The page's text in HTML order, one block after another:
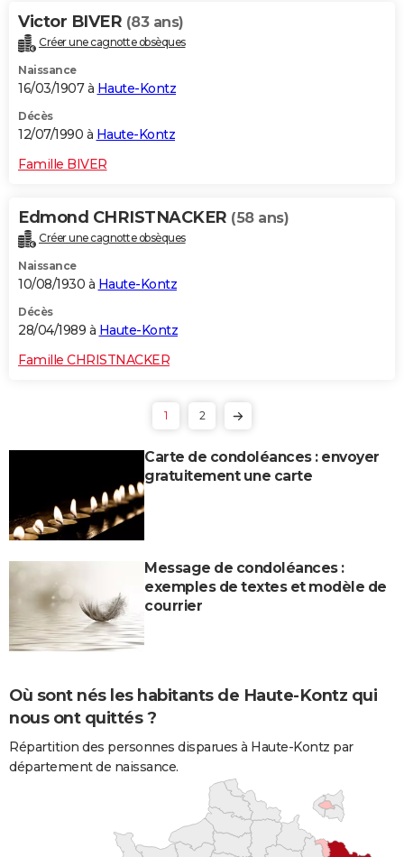
Victor BIVER (83 ans)
Créer une cagnotte obsèques
Naissance
16/03/1907 à Haute-Kontz
Décès
12/07/1990 à Haute-Kontz
Famille BIVER
Edmond CHRISTNACKER (58 ans)
Créer une cagnotte obsèques
Naissance
10/08/1930 à Haute-Kontz
Décès
28/04/1989 à Haute-Kontz
Famille CHRISTNACKER
1 2
Carte de condoléances : envoyer
gratuitement une carte
Message de condoléances :
exemples de textes et modèle de
courrier
Où sont nés les habitants de Haute-Kontz qui
nous ont quittés ?
Répartition des personnes disparues à Haute-Kontz par
département de naissance.